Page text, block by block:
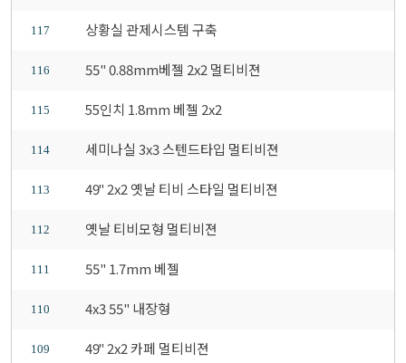
117 상황실 관제시스템 구축
116 55" 0.88mm베젤 2x2 멀티비젼
115 55인치 1.8mm 베젤 2x2
114 세미나실 3x3 스텐드타입 멀티비젼
113 49" 2x2 옛날 티비 스타일 멀티비젼
112 옛날 티비모형 멀티비젼
111 55" 1.7mm 베젤
110 4x3 55" 내장형
109 49" 2x2 카페 멀티비젼